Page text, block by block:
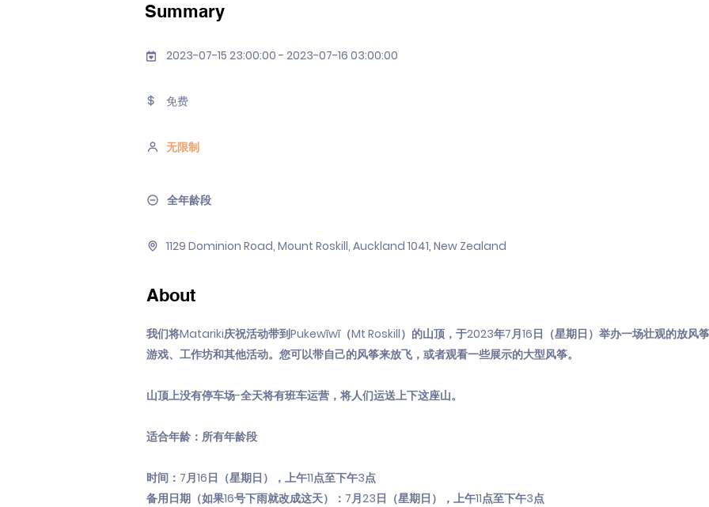
Summary
2023-07-15 23:00:00 - 2023-07-16 03:00:00
免费
无限制
全年龄段
1129 Dominion Road, Mount Roskill, Auckland 1041, New Zealand
About
我们将Matariki庆祝活动带到Pukewīwī（Mt Roskill）的山顶，于2023年7月16日（星期日）举办一场壮观的放风
游戏、工作坊和其他活动。您可以带自己的风筝来放飞，或者观看一些展示的大型风筝。
山顶上没有停车场-全天将有班车运营，将人们运送上下这座山。
适合年龄：所有年龄段
时间：7月16日（星期日），上午11点至下午3点
备用日期（如果16号下雨就改成这天）：7月23日（星期日），上午11点至下午3点